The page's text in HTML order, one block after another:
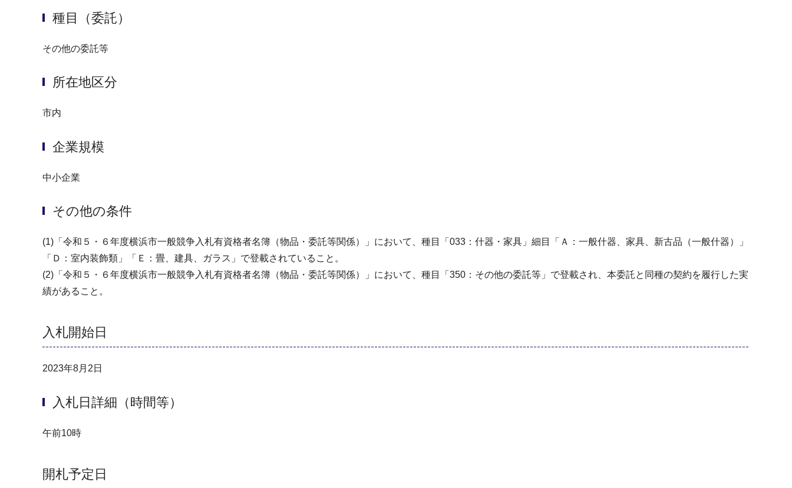
種目（委託）
その他の委託等
所在地区分
市内
企業規模
中小企業
その他の条件
(1)「令和５・６年度横浜市一般競争入札有資格者名簿（物品・委託等関係）」において、種目「033：什器・家具」細目「Ａ：一般什器、家具、新古品（一般什器）」
「Ｄ：室内装飾類」「Ｅ：畳、建具、ガラス」で登載されていること。
(2)「令和５・６年度横浜市一般競争入札有資格者名簿（物品・委託等関係）」において、種目「350：その他の委託等」で登載され、本委託と同種の契約を履行した実
績があること。
入札開始日
2023年8月2日
入札日詳細（時間等）
午前10時
開札予定日